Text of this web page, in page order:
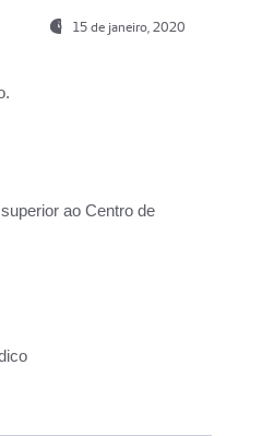
15 de janeiro, 2020
ao Centro de